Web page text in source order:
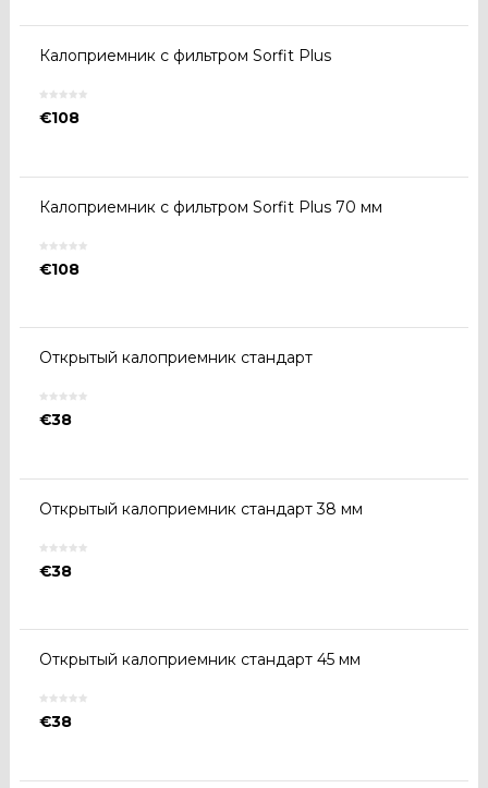
Калоприемник с фильтром Sorfit Plus
€108
Калоприемник с фильтром Sorfit Plus 70 мм
€108
Открытый калоприемник стандарт
€38
Открытый калоприемник стандарт 38 мм
€38
Открытый калоприемник стандарт 45 мм
€38